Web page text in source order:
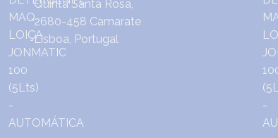
Quinta Santa Rosa,
2680-458 Camarate
Lisboa, Portugal